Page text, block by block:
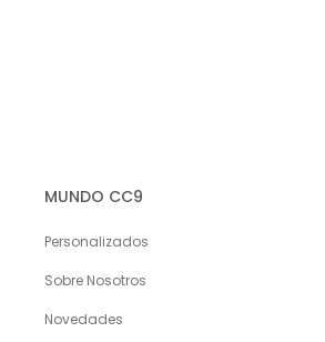
MUNDO CC9
Personalizados
Sobre Nosotros
Novedades